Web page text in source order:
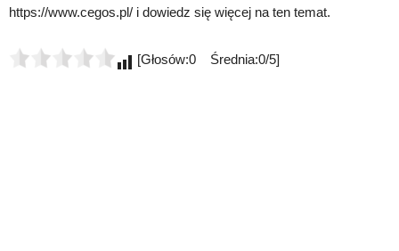
https://www.cegos.pl/ i dowiedz się więcej na ten temat.
[Głosów:0 Średnia:0/5]